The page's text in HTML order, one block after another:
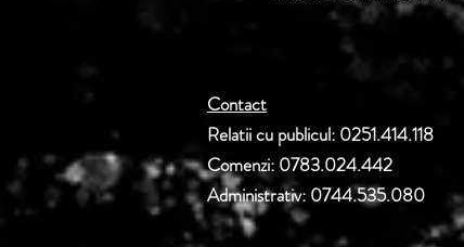
Contact
Relatii cu publicul: 0251.414.118
Comenzi: 0783.024.442
Administrativ: 0744.535.080